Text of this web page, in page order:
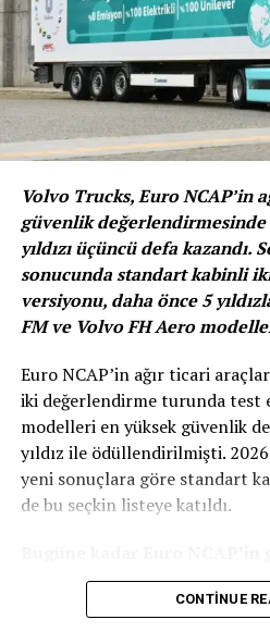
önünde bulundurulduğunda
döneceğine yönelik yorumlar
Araştırma katılımcılarının
aylık süreç içerisinde
Araç Satmak
Aracının Piyasa Değeri!
Satıcı profiline bakıldığında,
aracının değerini öğrenmenin
takip etmenin ön plana çıkan
arabam.com’un Arabam Kaç
aracını kullananların %63`ü
istediğini ve Koronavirüs
değerini öğrenmek istediğini
Volvo Trucks, Euro NCAP’in
güvenlik değerlendirmesinde
yıldızı üçüncü defa kazandı.
sonucunda standart kabinli
versiyonu, daha önce 5
FM ve Volvo FH Aero
Euro NCAP’in ağır ticari
iki değerlendirme turunda test
modelleri en yüksek güvenlik
yıldız ile ödüllendirilmişti. 2026
yeni sonuçlara göre standart
de bu seçkin listeye katıldı.
değerlendirmesinden 5
CONTINUE